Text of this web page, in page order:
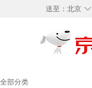
◇
送至： 北京
全部分类